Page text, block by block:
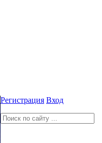
Регистрация Вход